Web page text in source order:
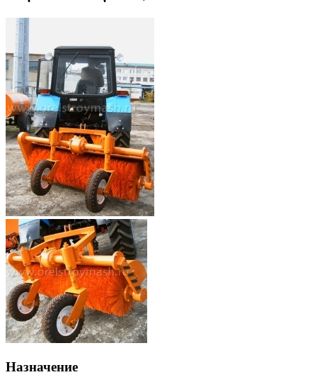
Назначение